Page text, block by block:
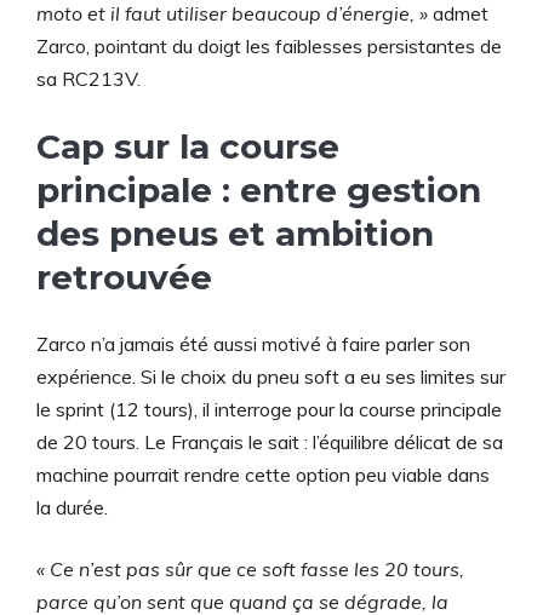
moto et il faut utiliser beaucoup d’énergie, » admet
Zarco, pointant du doigt les faiblesses persistantes de
sa RC213V.
Cap sur la course
principale : entre gestion
des pneus et ambition
retrouvée
Zarco n’a jamais été aussi motivé à faire parler son
expérience. Si le choix du pneu soft a eu ses limites sur
le sprint (12 tours), il interroge pour la course principale
de 20 tours. Le Français le sait : l’équilibre délicat de sa
machine pourrait rendre cette option peu viable dans
la durée.
« Ce n’est pas sûr que ce soft fasse les 20 tours,
parce qu’on sent que quand ça se dégrade, la